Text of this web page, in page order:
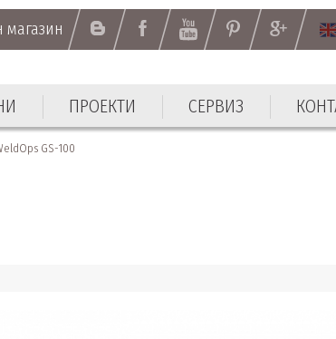
магазин
ПРОЕКТИ СЕРВИЗ
магазин
GS-100